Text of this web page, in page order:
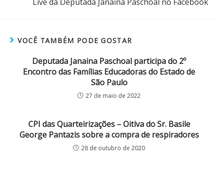
Live da Deputada Janaina Paschoal no Facebook
VOCÊ TAMBÉM PODE GOSTAR
Deputada Janaina Paschoal participa do 2º
Encontro das Famílias Educadoras do Estado de
São Paulo
27 de maio de 2022
CPI das Quarteirizações – Oitiva do Sr. Basile
George Pantazis sobre a compra de respiradores
28 de outubro de 2020